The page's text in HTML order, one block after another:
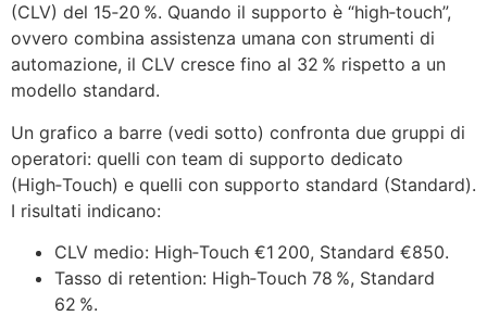
(CLV) del 15‑20 %. Quando il supporto è “high‑touch”,
ovvero combina assistenza umana con strumenti di
automazione, il CLV cresce fino al 32 % rispetto a un
modello standard.
Un grafico a barre (vedi sotto) confronta due gruppi di
operatori: quelli con team di supporto dedicato
(High‑Touch) e quelli con supporto standard (Standard).
I risultati indicano:
CLV medio: High‑Touch €1 200, Standard €850.
Tasso di retention: High‑Touch 78 %, Standard
62 %.